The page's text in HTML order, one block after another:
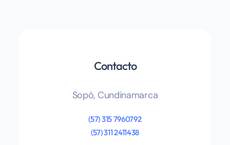
Contacto
Sopó, Cundinamarca
(57) 315 7960792
(57) 311 2411438